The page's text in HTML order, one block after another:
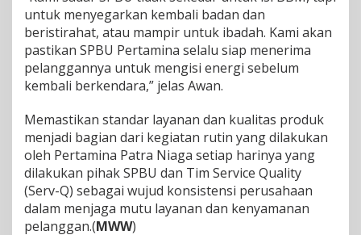
untuk menyegarkan kembali badan dan
beristirahat, atau mampir untuk ibadah. Kami akan
pastikan SPBU Pertamina selalu siap menerima
pelanggannya untuk mengisi energi sebelum
kembali berkendara,” jelas Awan.
Memastikan standar layanan dan kualitas produk
menjadi bagian dari kegiatan rutin yang dilakukan
oleh Pertamina Patra Niaga setiap harinya yang
dilakukan pihak SPBU dan Tim Service Quality
(Serv-Q) sebagai wujud konsistensi perusahaan
dalam menjaga mutu layanan dan kenyamanan
pelanggan.(MWW)